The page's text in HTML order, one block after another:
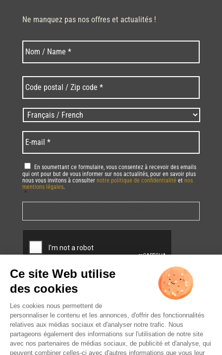
Ne manquez pas nos offres et actualités !
Nom * Nom
postal
/
Zip
code
* *
Langues
/
Language *
mail *
RGPD *
En soumettant ce formulaire, vous consentez à recevoir des emails
qui ont pour but de vous informer sur nos actualités, pour en savoir plus
nous vous invitons à consulter notre politique de confidentialité et nos
mentions légales.
*